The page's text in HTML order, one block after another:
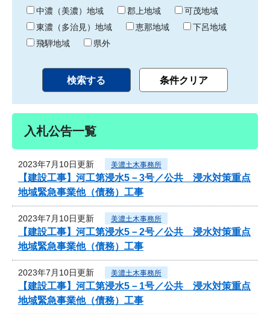
中濃（美濃）地域
郡上地域
可茂地域
東濃（多治見）地域
恵那地域
下呂地域
飛騨地域
県外
入札公告一覧
2023年7月10日更新 美濃土木事務所
【建設工事】河工第浸水5－3号／公共 浸水対策重点
地域緊急事業他（債務）工事
2023年7月10日更新 美濃土木事務所
【建設工事】河工第浸水5－2号／公共 浸水対策重点
地域緊急事業他（債務）工事
2023年7月10日更新 美濃土木事務所
【建設工事】河工第浸水5－1号／公共 浸水対策重点
地域緊急事業他（債務）工事